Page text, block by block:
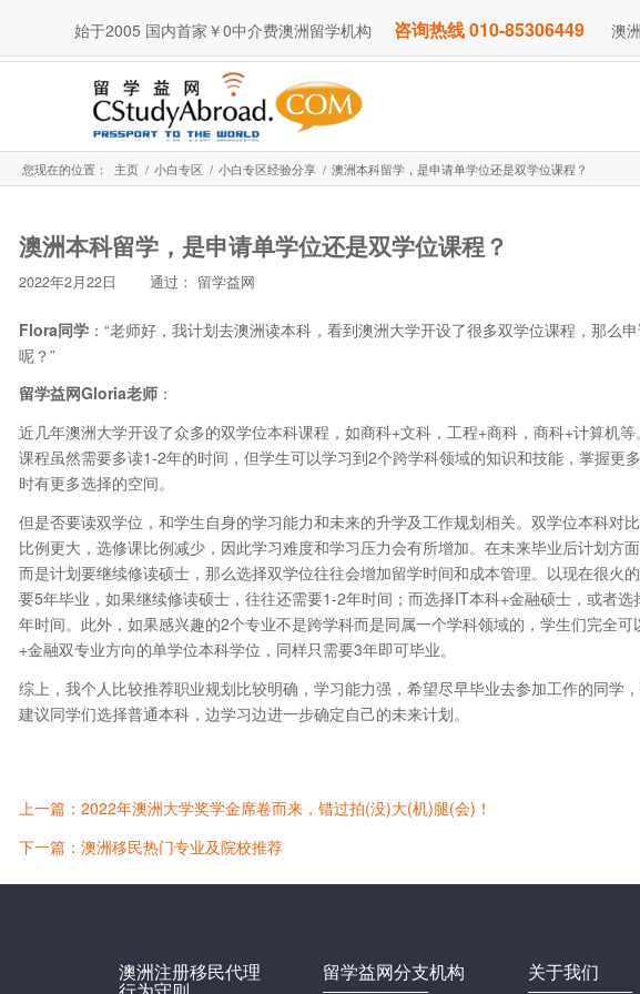
始于2005 国内首家￥0中介费澳洲留学机构 咨询热线 010-85306449 澳
您现在的位置： 主页 / 小白专区 / 小白专区经验分享 / 澳洲本科留学，是申请单学位还是双学位课程？
澳洲本科留学，是申请单学位还是双学位课程？
2022年2月22日 通过： 留学益网
Flora同学 ：“老师好，我计划去澳洲读本科，看到澳洲大学开设了很多双学位课程，那么
呢？”
留学益网Gloria老师 ：
近几年澳洲大学开设了众多的双学位本科课程，如商科+文科，工程+商科，商科+计算机
课程虽然需要多读1-2年的时间，但学生可以学习到2个跨学科领域的知识和技能，掌握更
时有更多选择的空间。
但是否要读双学位，和学生自身的学习能力和未来的升学及工作规划相关。双学位本科对
比例更大，选修课比例减少，因此学习难度和学习压力会有所增加。在未来毕业后计划方
而是计划要继续修读硕士，那么选择双学位往往会增加留学时间和成本管理。以现在很火
要5年毕业，如果继续修读硕士，往往还需要1-2年时间；而选择IT本科+金融硕士，或者
年时间。此外，如果感兴趣的2个专业不是跨学科而是同属一个学科领域的，学生们完全
+金融双专业方向的单学位本科学位，同样只需要3年即可毕业。
综上，我个人比较推荐职业规划比较明确，学习能力强，希望尽早毕业去参加工作的同学
建议同学们选择普通本科，边学习边进一步确定自己的未来计划。
上一篇：2022年澳洲大学奖学金席卷而来，错过拍(没)大(机)腿(会)！
下一篇：澳洲移民热门专业及院校推荐
澳洲注册移民代理 留学益网分支机构 关于我们